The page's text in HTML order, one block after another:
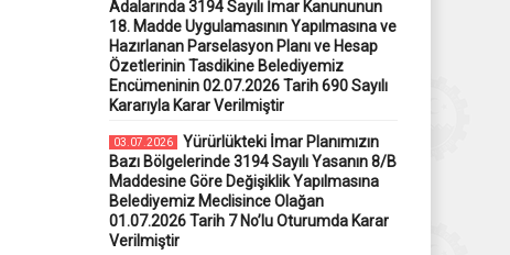
Adalarında 3194 Sayılı İmar Kanununun
18. Madde Uygulamasının Yapılmasına ve
Hazırlanan Parselasyon Planı ve Hesap
Özetlerinin Tasdikine Belediyemiz
Encümeninin 02.07.2026 Tarih 690 Sayılı
Kararıyla Karar Verilmiştir
03.07.2026
Yürürlükteki İmar Planımızın
Bazı Bölgelerinde 3194 Sayılı Yasanın 8/B
Maddesine Göre Değişiklik Yapılmasına
Belediyemiz Meclisince Olağan
01.07.2026 Tarih 7 No’lu Oturumda Karar
Verilmiştir